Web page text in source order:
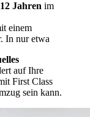
Jahren im
einem
In nur etwa
auf Ihre
First Class
sein kann.